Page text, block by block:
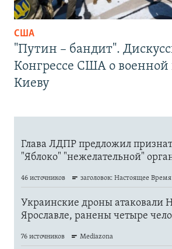
США
"Путин – бандит".
Конгрессе США о
Киеву